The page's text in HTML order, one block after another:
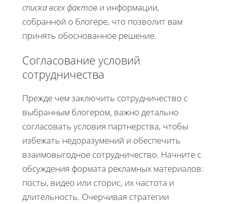
списка всех фактов и информации,
собранной о блогере, что позволит вам
принять обоснованное решение.
Согласование условий
сотрудничества
Прежде чем заключить сотрудничество с
выбранным блогером, важно детально
согласовать условия партнерства, чтобы
избежать недоразумений и обеспечить
взаимовыгодное сотрудничество. Начните с
обсуждения формата рекламных материалов:
посты, видео или сторис, их частота и
длительность. Очерчивая стратегии